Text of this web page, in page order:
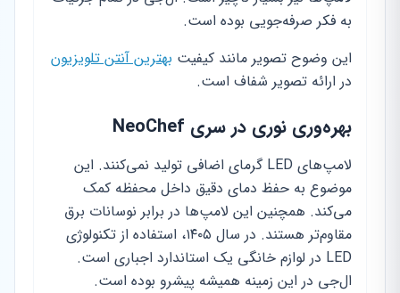
به فکر صرفه‌جویی بوده است.
این وضوح تصویر مانند کیفیت بهترین آنتن تلویزیون
در ارائه تصویر شفاف است.
بهره‌وری نوری در سری NeoChef
لامپ‌های LED گرمای اضافی تولید نمی‌کنند. این
موضوع به حفظ دمای دقیق داخل محفظه کمک
می‌کند. همچنین این لامپ‌ها در برابر نوسانات برق
مقاوم‌تر هستند. در سال ۱۴۰۵، استفاده از تکنولوژی
LED در لوازم خانگی یک استاندارد اجباری است.
ال‌جی در این زمینه همیشه پیشرو بوده است.